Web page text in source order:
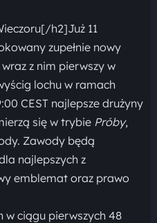
h2]Już 11
zupełnie nowy
wraz z nim pierwszy w
lochu w ramach
CEST najlepsze drużyny
się w trybie Próby,
Zawody będą
najlepszych z
emblemat oraz prawo
w ciągu pierwszych 48